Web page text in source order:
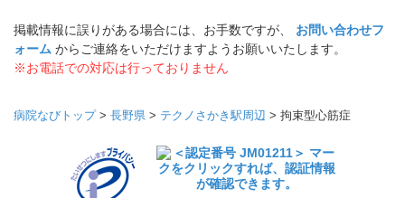
掲載情報に誤りがある場合には、お手数ですが、 お問い合わせフ
ォーム からご連絡をいただけますようお願いいたします。
※お電話での対応は行っておりません
病院なびトップ> 長野県 > テクノさかき駅周辺 > 拘束型心筋症